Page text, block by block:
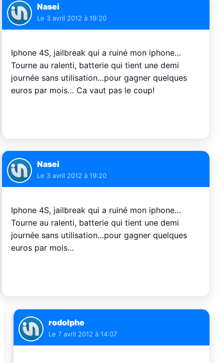
Nasei
Le 3 avril 2012 à 19:20
Iphone 4S, jailbreak qui a ruiné mon iphone…
Tourne au ralenti, batterie qui tient une demi
journée sans utilisation…pour gagner quelques
euros par mois… Ca vaut pas le coup!
Nasei
Le 3 avril 2012 à 19:20
Iphone 4S, jailbreak qui a ruiné mon iphone…
Tourne au ralenti, batterie qui tient une demi
journée sans utilisation…pour gagner quelques
euros par mois…
rodolphe
Le 7 avril 2012 à 14:07